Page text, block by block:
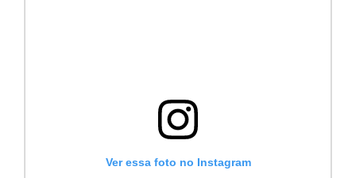
Ver essa foto no Instagram